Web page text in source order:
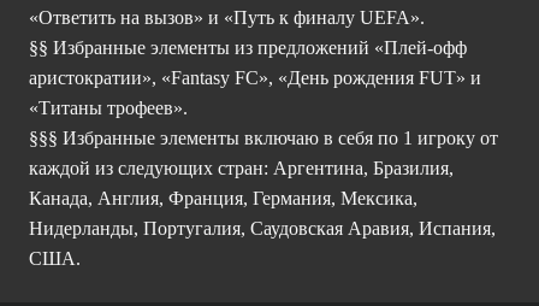
«Ответить на вызов» и «Путь к финалу UEFA».
§§ Избранные элементы из предложений «Плей-офф
аристократии», «Fantasy FC», «День рождения FUT» и
«Титаны трофеев».
§§§ Избранные элементы включаю в себя по 1 игроку от
каждой из следующих стран: Аргентина, Бразилия,
Канада, Англия, Франция, Германия, Мексика,
Нидерланды, Португалия, Саудовская Аравия, Испания,
США.